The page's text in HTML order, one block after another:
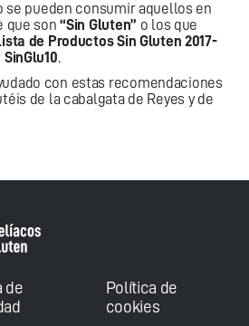
se pueden consumir aquellos en
que son “Sin Gluten” o los que
de Productos Sin Gluten 2017-
SinGlu10.
con estas recomendaciones
de la cabalgata de Reyes y de
de
Política de
cookies